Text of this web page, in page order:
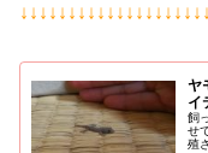
ヤ
イ
飼
せ
殖